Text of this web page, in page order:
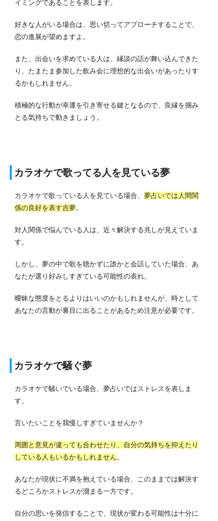
イミングであることを表します。
好きな人がいる場合は、思い切ってアプローチすることで、
恋の進展が望めますよ。
また、出会いを求めている人は、縁談の話が舞い込んできた
り、たまたま参加した飲み会に理想的な出会いがあったりす
るかもしれません。
積極的な行動が幸運を引き寄せる鍵となるので、良縁を掴み
とる気持ちで動きましょう。
カラオケで歌ってる人を見ている夢
カラオケで歌っている人を見ている場合、 夢占いでは人間関
係の良好を表す吉夢。
対人関係で悩んでいる人は、近々解決する兆しが見えていま
す。
しかし、夢の中で歌を聴かずに誰かと会話していた場合、あ
なたが選り好みしすぎている可能性の表れ。
曖昧な態度をとるよりはいいのかもしれませんが、時として
あなたの言動が裏目に出ることがあるため注意が必要です。
カラオケで騒ぐ夢
カラオケで騒いでいる場合、夢占いではストレスを表しま
す。
言いたいことを我慢しすぎていませんか？
周囲と意見が違っても合わせたり、自分の気持ちを抑えたり
している人もいるかもしれません。
あなたが現状に不満を抱えている場合、このままでは解決す
るどころかストレスが溜まる一方です。
自分の思いを発信することで、現状が変わる可能性は十分に